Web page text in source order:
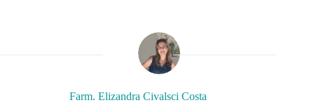
Farm. Elizandra Civalsci Costa